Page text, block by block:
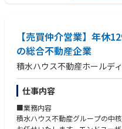
る。また、アルファ／ベータ装
し、知識習得を進めるとともに
に、手順書の改善、エンジニア
提供にも貢献する。
当社のナレッジマネジメントを
を図る。また、Escalation
活用、ならびにローカルおよび
共有クラスの開催を通じて、
【売買仲介営業】年休
の総合不動産企業
積水ハウス不動産ホールデ
仕事内容
■業務内容
積水ハウス不動産グループの中